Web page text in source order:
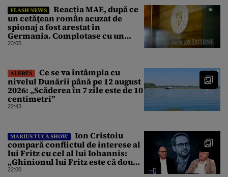
FLASH NEWS
Reacția MAE, după ce
un cetăţean român acuzat de
spionaj a fost arestat în
Germania. Complotase cu un
ucrainean ca să asasineze un
23:05
ALERTĂ
Ce se va întâmpla cu
nivelul Dunării până pe 12 august
2026: „Scăderea în 7 zile este de 10
centimetri”
22:43
MARIUS TUCĂ SHOW
Ion Cristoiu
compară conflictul de interese al
lui Fritz cu cel al lui Iohannis:
„Ghinionul lui Fritz este că două
instanțe l-au declarat
22:00